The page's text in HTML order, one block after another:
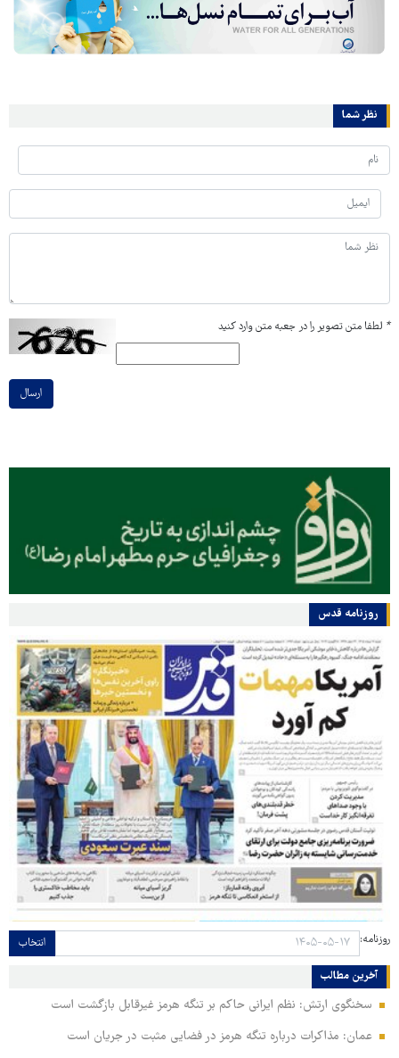
نظر شما
* لطفا متن تصویر را در جعبه متن وارد کنید
ارسال
روزنامه قدس
روزنامه: انتخاب
آخرین مطالب
سخنگوی ارتش: نظم ایرانی حاکم بر تنگه هرمز غیرقابل بازگشت است
عمان: مذاکرات درباره تنگه هرمز در فضایی مثبت در جریان است